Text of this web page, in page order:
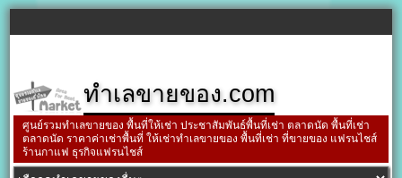
ทำเลขายของ.com
ศูนย์รวมทำเลขายของ พื้นที่ให้เช่า ประชาสัมพันธ์พื้นที่เช่า ตลาดนัด พื้นที่เช่า
ตลาดนัด ราคาค่าเช่าพื้นที่ ให้เช่าทำเลขายของ พื้นที่เช่า ที่ขายของ แฟรนไชส์
ร้านกาแฟ ธุรกิจแฟรนไชส์